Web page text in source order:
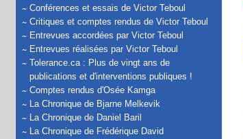
Conférences et essais de Victor Teboul
Critiques et comptes rendus de Victor Teboul
Entrevues accordées par Victor Teboul
Entrevues réalisées par Victor Teboul
Tolerance.ca : Plus de vingt ans de
publications et d'interventions publiques !
Comptes rendus d'Osée Kamga
La Chronique de Bjarne Melkevik
La Chronique de Daniel Baril
La Chronique de Frédérique David